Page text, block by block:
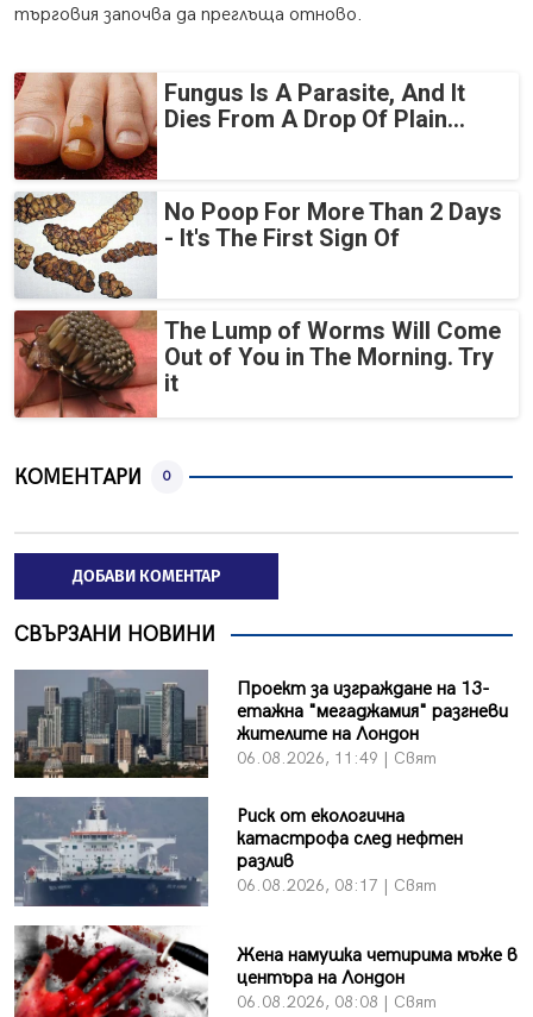
търговия започва да преглъща отново.
Fungus Is A Parasite, And It
Dies From A Drop Of Plain...
No Poop For More Than 2 Days
- It's The First Sign Of
The Lump of Worms Will Come
Out of You in The Morning. Try
it
КОМЕНТАРИ 0
ДОБАВИ КОМЕНТАР
СВЪРЗАНИ НОВИНИ
Проект за изграждане на 13-
етажна "мегаджамия" разгневи
жителите на Лондон
06.08.2026, 11:49 | Свят
Риск от екологична
катастрофа след нефтен
разлив
06.08.2026, 08:17 | Свят
Жена намушка четирима мъже в
центъра на Лондон
06.08.2026, 08:08 | Свят